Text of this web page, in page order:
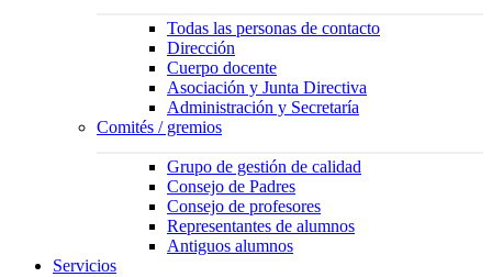
Todas las personas de contacto
Dirección
Cuerpo docente
Asociación y Junta Directiva
Administración y Secretaría
Comités / gremios
Grupo de gestión de calidad
Consejo de Padres
Consejo de profesores
Representantes de alumnos
Antiguos alumnos
Servicios